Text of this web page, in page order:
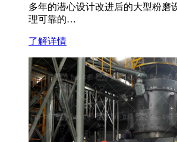
多年的潜心设计改进后的大型粉磨
理可靠的…
了解详情